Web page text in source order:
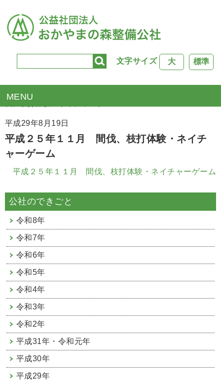
文字サイズ 標準
大
TOP>もりもりクラブ活動報告
平成29年8月19日
平成２５年１１月 間伐、枝打体験・ネイチ
ャーゲーム
平成２５年１１月 間伐、枝打体験・ネイチャーゲーム
公社のできごと
令和8年
令和7年
令和6年
令和5年
令和4年
令和3年
令和2年
平成31年・令和元年
平成30年
平成29年